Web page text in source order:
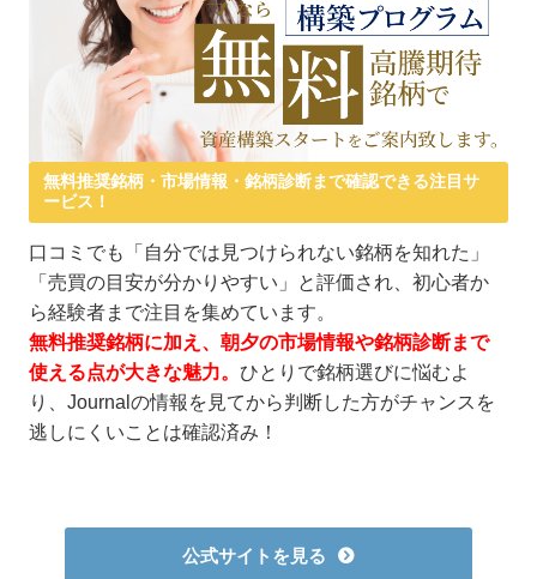
無料推奨銘柄・市場情報・銘柄診断まで確認できる注目サ
ービス！
口コミでも「自分では見つけられない銘柄を知れた」
「売買の目安が分かりやすい」と評価され、初心者か
ら経験者まで注目を集めています。
無料推奨銘柄に加え、朝夕の市場情報や銘柄診断まで
使える点が大きな魅力。 ひとりで銘柄選びに悩むよ
り、Journalの情報を見てから判断した方がチャンスを
逃しにくいことは確認済み！
公式サイトを見る